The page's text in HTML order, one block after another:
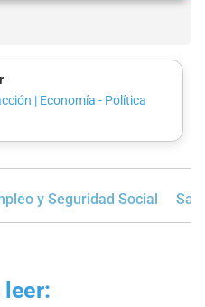
| Economía - Política
y Seguridad Social
leer: